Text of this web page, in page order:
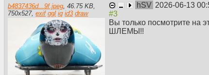
b4837436d...9f.jpeg, 46.75 KB,
750x527, exif ggl iq id3 draw
hSV 2026-06-13
Вы только посмотрите на
ШЛЕМЫ!!